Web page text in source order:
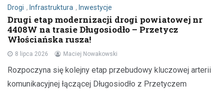
Drogi , Infrastruktura , Inwestycje
Drugi etap modernizacji drogi powiatowej nr
4408W na trasie Długosiodło – Przetycz
Włościańska rusza!
8 lipca 2026 Maciej Nowakowski
Rozpoczyna się kolejny etap przebudowy kluczowej arterii
komunikacyjnej łączącej Długosiodło z Przetyczem